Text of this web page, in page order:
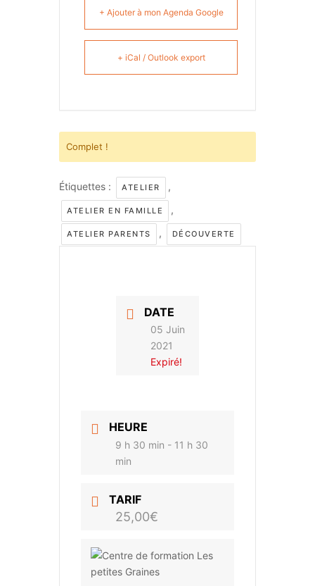
+ Ajouter à mon Agenda Google
+ iCal / Outlook export
Complet !
Étiquettes : ATELIER ,
ATELIER EN FAMILLE ,
ATELIER PARENTS , DÉCOUVERTE
DATE
05 Juin
2021
Expiré!
HEURE
9 h 30 min - 11 h 30
min
TARIF
25,00€